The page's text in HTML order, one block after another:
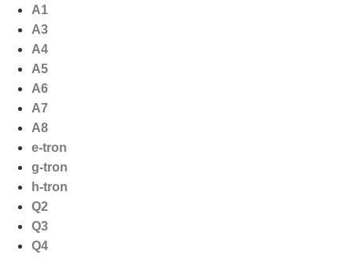
naar
inhoud
A1
A3
A4
A5
A6
A7
A8
e-tron
g-tron
h-tron
Q2
Q3
Q4